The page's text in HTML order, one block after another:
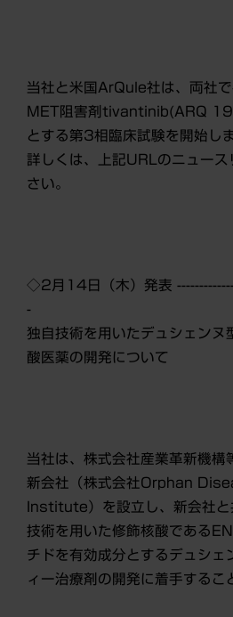
当社と米国ArQule社は、両社
MET阻害剤tivantinib(ARQ
とする第3相臨床試験を開始し
詳しくは、上記URLのニュース
さい。
◇2月14日（木）発表
-
独自技術を用いたデュシェンヌ
酸医薬の開発について
当社は、株式会社産業革新機構
新会社（株式会社Orphan
Institute）を設立し、新会社と
技術を用いた修飾核酸である
チドを有効成分とするデュシェ
ィー治療剤の開発に着手するこ